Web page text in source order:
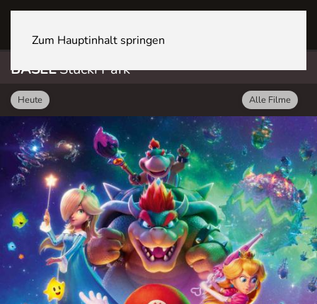
Zum Hauptinhalt springen
BASELStücki Park
Heute Alle Filme